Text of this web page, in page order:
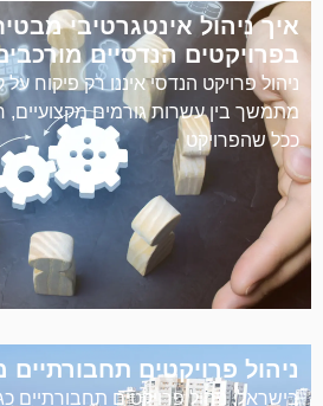
איך ניהול אינטגרטיבי
בפרויקטים הנדסיים
ניהול פרויקט הנדסי איננו רק פיקוח
מתמשך בין עשרות גורמים מקצועיים,
ככל שהפרויקט
ניהול פרויקטים
בישראל, ניהול פרויקטים תחבורתיים